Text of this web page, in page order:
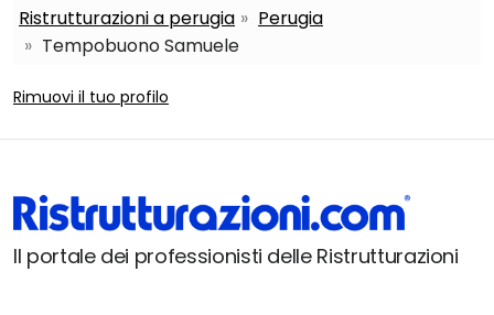
Ristrutturazioni a perugia
Perugia
Tempobuono Samuele
Rimuovi il tuo profilo
Il portale dei professionisti delle Ristrutturazioni